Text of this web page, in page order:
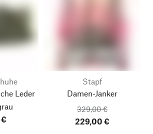
Leder
Stapf
Damen-Janker
329,00 €
229,00 €